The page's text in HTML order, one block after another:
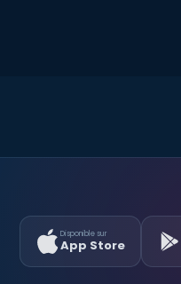
Disponible sur
App Store